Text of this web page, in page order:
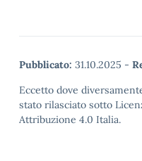
Pubblicato: 31.10.2025 -
Eccetto dove
stato rilasciato sotto
Attribuzione 4.0 Italia.